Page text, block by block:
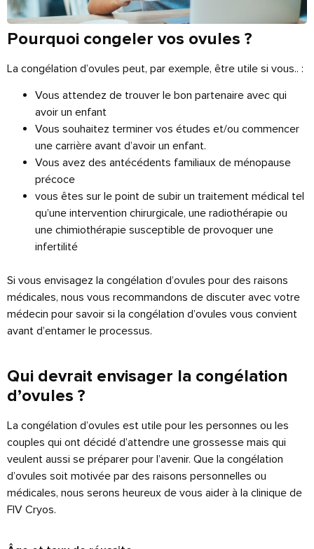
Pourquoi congeler vos ovules ?
La congélation d’ovules peut, par exemple, être utile si vous.. :
Vous attendez de trouver le bon partenaire avec qui
avoir un enfant
Vous souhaitez terminer vos études et/ou commencer
une carrière avant d’avoir un enfant.
Vous avez des antécédents familiaux de ménopause
précoce
vous êtes sur le point de subir un traitement médical tel
qu’une intervention chirurgicale, une radiothérapie ou
une chimiothérapie susceptible de provoquer une
infertilité
Si vous envisagez la congélation d’ovules pour des raisons
médicales, nous vous recommandons de discuter avec votre
médecin pour savoir si la congélation d’ovules vous convient
avant d’entamer le processus.
Qui devrait envisager la congélation
d’ovules ?
La congélation d’ovules est utile pour les personnes ou les
couples qui ont décidé d’attendre une grossesse mais qui
veulent aussi se préparer pour l’avenir. Que la congélation
d’ovules soit motivée par des raisons personnelles ou
médicales, nous serons heureux de vous aider à la clinique de
FIV Cryos.